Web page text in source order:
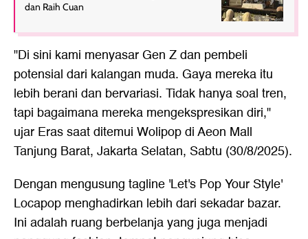
dan Raih Cuan
"Di sini kami menyasar Gen Z dan pembeli
potensial dari kalangan muda. Gaya mereka itu
lebih berani dan bervariasi. Tidak hanya soal tren,
tapi bagaimana mereka mengekspresikan diri,"
ujar Eras saat ditemui Wolipop di Aeon Mall
Tanjung Barat, Jakarta Selatan, Sabtu (30/8/2025).
Dengan mengusung tagline 'Let's Pop Your Style'
Locapop menghadirkan lebih dari sekadar bazar.
Ini adalah ruang berbelanja yang juga menjadi